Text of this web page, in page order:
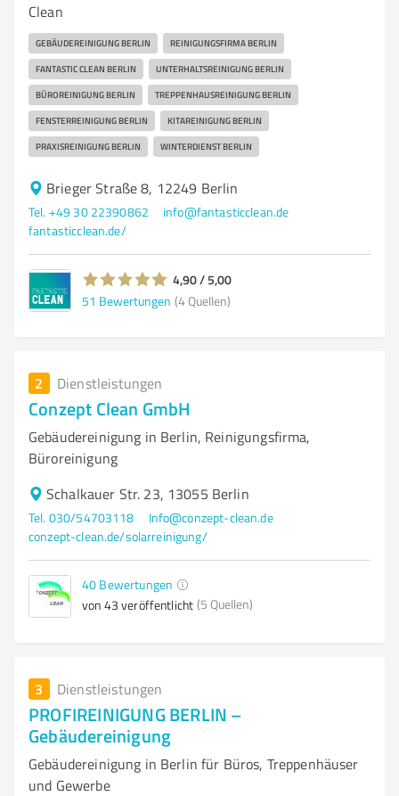
Clean
GEBÄUDEREINIGUNG BERLIN REINIGUNGSFIRMA BERLIN
FANTASTIC CLEAN BERLIN UNTERHALTSREINIGUNG BERLIN
BÜROREINIGUNG BERLIN TREPPENHAUSREINIGUNG BERLIN
FENSTERREINIGUNG BERLIN KITAREINIGUNG BERLIN
PRAXISREINIGUNG BERLIN WINTERDIENST BERLIN
Brieger Straße 8, 12249 Berlin
Tel. +49 30 22390862
info@fantasticclean.de
fantasticclean.de/
4,90 / 5,00
51 Bewertungen (4 Quellen)
2 Dienstleistungen
Conzept Clean GmbH
Gebäudereinigung in Berlin, Reinigungsfirma,
Büroreinigung
Schalkauer Str. 23, 13055 Berlin
Tel. 030/54703118
Info@conzept-clean.de
conzept-clean.de/solarreinigung/
40 Bewertungen
von 43 veröffentlicht (5 Quellen)
3 Dienstleistungen
PROFIREINIGUNG BERLIN –
Gebäudereinigung
Gebäudereinigung in Berlin für Büros, Treppenhäuser
und Gewerbe